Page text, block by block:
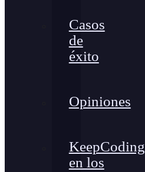
Casos
de
éxito
Opiniones
KeepCoding
en los